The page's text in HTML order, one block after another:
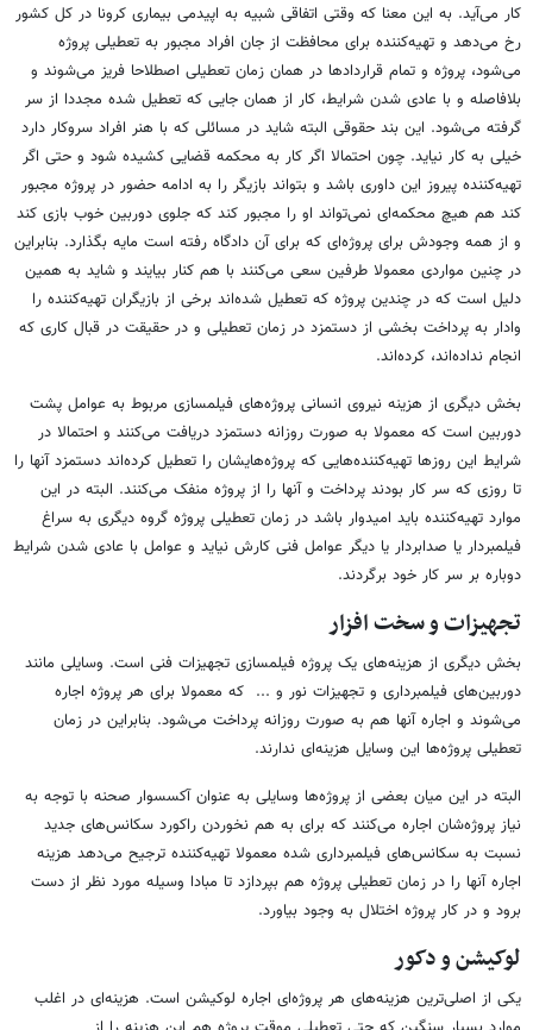
کار می‌آید. به این معنا که وقتی اتفاقی شبیه به اپیدمی بیماری کرونا در کل کشور
رخ می‌دهد و تهیه‌کننده برای محافظت از جان افراد مجبور به تعطیلی پروژه
می‌شود، پروژه و تمام قراردادها در همان زمان تعطیلی اصطلاحا فریز می‌شوند و
بلافاصله و با عادی شدن شرایط، کار از همان جایی که تعطیل شده مجددا از سر
گرفته می‌شود. این بند حقوقی البته شاید در مسائلی که با هنر افراد سروکار دارد
خیلی به کار نیاید. چون احتمالا اگر کار به محکمه قضایی کشیده شود و حتی اگر
تهیه‌کننده پیروز این داوری باشد و بتواند بازیگر را به ادامه حضور در پروژه مجبور
کند هم هیچ محکمه‌ای نمی‌تواند او را مجبور کند که جلوی دوربین خوب بازی کند
و از همه وجودش برای پروژه‌ای که برای آن دادگاه رفته است مایه بگذارد. بنابراین
در چنین مواردی معمولا طرفین سعی می‌کنند با هم کنار بیایند و شاید به همین
دلیل است که در چندین پروژه که تعطیل شده‌اند برخی از بازیگران تهیه‌کننده را
وادار به پرداخت بخشی از دستمزد در زمان تعطیلی و در حقیقت در قبال کاری که
انجام نداده‌اند، کرده‌اند.
بخش دیگری از هزینه نیروی انسانی پروژه‌های فیلمسازی مربوط به عوامل پشت
دوربین است که معمولا به صورت روزانه دستمزد دریافت می‌کنند و احتمالا در
شرایط این روزها تهیه‌کننده‌هایی که پروژه‌هایشان را تعطیل کرده‌اند دستمزد آنها را
تا روزی که سر کار بودند پرداخت و آنها را از پروژه منفک می‌کنند. البته در این
موارد تهیه‌کننده باید امیدوار باشد در زمان تعطیلی پروژه گروه دیگری به سراغ
فیلمبردار یا صدابردار یا دیگر عوامل فنی کارش نیاید و عوامل با عادی شدن شرایط
دوباره بر سر کار خود برگردند.
تجهیزات و سخت افزار
بخش دیگری از هزینه‌های یک پروژه فیلمسازی تجهیزات فنی است. وسایلی مانند
دوربین‌های فیلمبرداری و تجهیزات نور و ... که معمولا برای هر پروژه اجاره
می‌شوند و اجاره آنها هم به صورت روزانه پرداخت می‌شود. بنابراین در زمان
تعطیلی پروژه‌ها این وسایل هزینه‌ای ندارند.
البته در این میان بعضی از پروژه‌ها وسایلی به عنوان آکسسوار صحنه با توجه به
نیاز پروژه‌شان اجاره می‌کنند که برای به هم نخوردن راکورد سکانس‌های جدید
نسبت به سکانس‌های فیلمبرداری شده معمولا تهیه‌کننده ترجیح می‌دهد هزینه
اجاره آنها را در زمان تعطیلی پروژه هم بپردازد تا مبادا وسیله مورد نظر از دست
برود و در کار پروژه اختلال به وجود بیاورد.
لوکیشن و دکور
یکی از اصلی‌ترین هزینه‌های هر پروژه‌ای اجاره لوکیشن است. هزینه‌ای در اغلب